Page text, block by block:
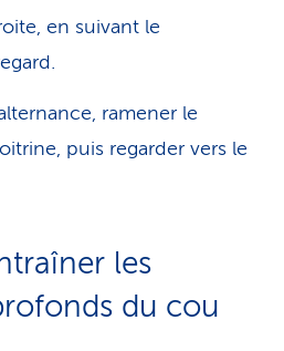
en suivant le
ramener le
puis regarder vers le
les
du cou